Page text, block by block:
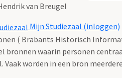
van Breugel
Mijn Studiezaal (inloggen)
( Brabants Historisch
bronnen waarin personen
Vaak worden in een bron